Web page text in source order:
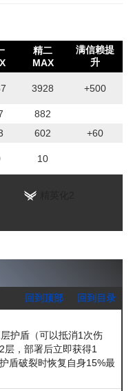
精二
MAX
满信赖提
升
3928 +500
882
602
+60
10
回到顶部
回到目录
护盾（可以抵消1次伤
层，部署后立即获得1
盾破裂时恢复自身15%最